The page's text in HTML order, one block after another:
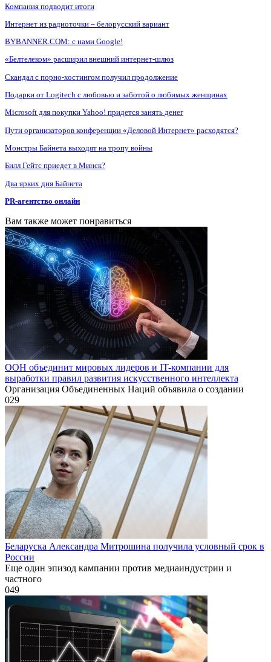
Компания подводит итоги
Интернет из радиоточки – белорусский вариант
BYBANNER.COM: c нами Google!
«Белтелеком» расширил внешний интернет-шлюз
Скандал с порно-хостингом получил продолжение
Подарки от Logitech с любовью и заботой о любимых женщинах
Microsoft для покупки Yahoo! придется занять денег
Пути организаторов конференции «Деловой Интернет» расходятся?
Монстры Байнета выходят на тропу войны
Билл Гейтс приедет в Минск?
Два ярких дня Байнета
PR-агентство онлайн
Вам также может понравиться
ООН объединит мировых лидеров и IT-компании для
выработки правил развития искусственного интеллекта
Организация Объединенных Наций объявила о создании
029
Беларуска Александра Митрошина получила условный срок в
России
Еще один эпизод кампании против медиаиндустрии и
частного
049